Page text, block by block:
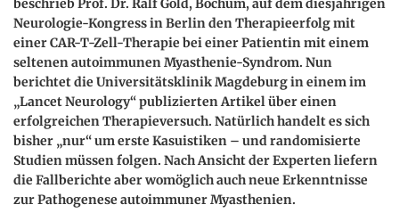
Neurologie-Kongress in Berlin den Therapieerfolg mit
einer CAR-T-Zell-Therapie bei einer Patientin mit einem
seltenen autoimmunen Myasthenie-Syndrom. Nun
berichtet die Universitätsklinik Magdeburg in einem im
„Lancet Neurology“ publizierten Artikel über einen
erfolgreichen Therapieversuch. Natürlich handelt es sich
bisher „nur“ um erste Kasuistiken – und randomisierte
Studien müssen folgen. Nach Ansicht der Experten liefern
die Fallberichte aber womöglich auch neue Erkenntnisse
zur Pathogenese autoimmuner Myasthenien.